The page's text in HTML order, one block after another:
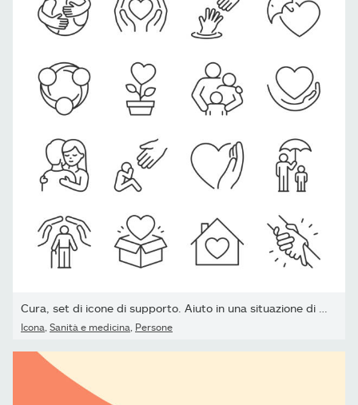
Cura, set di icone di supporto. Aiuto in una situazione di vita...
Icona Sanità e medicina Persone